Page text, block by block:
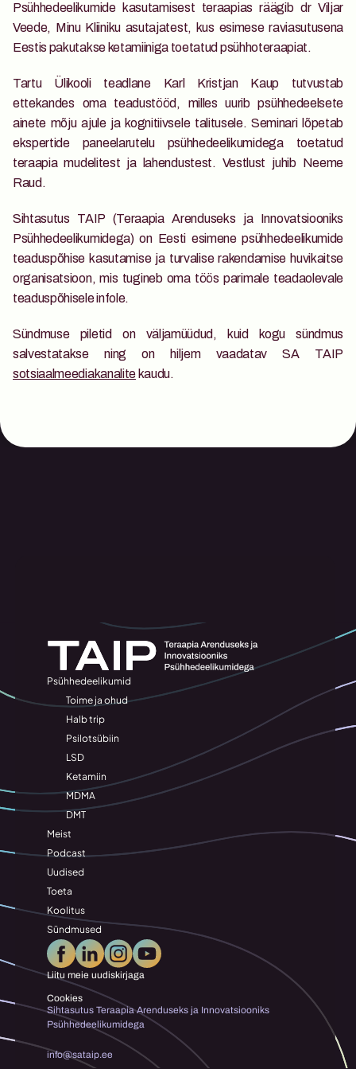
Psühhedeelikumide kasutamisest teraapias räägib dr Viljar
Veede, Minu Kliiniku asutajatest, kus esimese raviasutusena
Eestis pakutakse ketamiiniga toetatud psühhoteraapiat.
Tartu Ülikooli teadlane Karl Kristjan Kaup tutvustab
ettekandes oma teadustööd, milles uurib psühhedeelsete
ainete mõju ajule ja kognitiivsele talitusele. Seminari lõpetab
ekspertide paneelarutelu psühhedeelikumidega toetatud
teraapia mudelitest ja lahendustest. Vestlust juhib Neeme
Raud.
Sihtasutus TAIP (Teraapia Arenduseks ja Innovatsiooniks
Psühhedeelikumidega) on Eesti esimene psühhedeelikumide
teaduspõhise kasutamise ja turvalise rakendamise huvikaitse
organisatsioon, mis tugineb oma töös parimale teadaolevale
teaduspõhisele infole.
Sündmuse piletid on väljamüüdud, kuid kogu sündmus
sotsiaalmeediakanalite kaudu.
Psühhedeelikumid
Toime ja ohud
Halb trip
Psilotsübiin
LSD
Ketamiin
MDMA
DMT
Meist
Podcast
Uudised
Toeta
Koolitus
Sündmused
Liitu meie uudiskirjaga
Cookies
Sihtasutus Teraapia Arenduseks ja Innovatsiooniks
Psühhedeelikumidega
info@sataip.ee